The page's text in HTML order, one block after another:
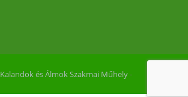
Kalandok és Álmok Szakmai Műhely‐